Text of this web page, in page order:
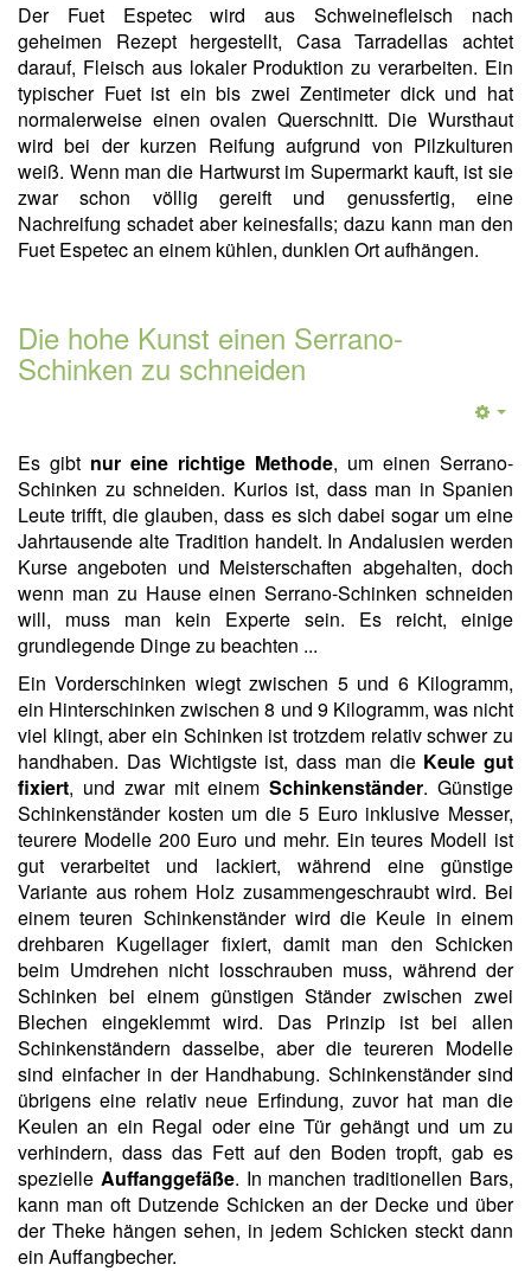
Der Fuet Espetec wird aus Schweinefleisch nach
geheimen Rezept hergestellt, Casa Tarradellas achtet
darauf, Fleisch aus lokaler Produktion zu verarbeiten. Ein
typischer Fuet ist ein bis zwei Zentimeter dick und hat
normalerweise einen ovalen Querschnitt. Die Wursthaut
wird bei der kurzen Reifung aufgrund von Pilzkulturen
weiß. Wenn man die Hartwurst im Supermarkt kauft, ist sie
zwar schon völlig gereift und genussfertig, eine
Nachreifung schadet aber keinesfalls; dazu kann man den
Fuet Espetec an einem kühlen, dunklen Ort aufhängen.
Die hohe Kunst einen Serrano-
Schinken zu schneiden
Es gibt nur eine richtige Methode, um einen Serrano-
Schinken zu schneiden. Kurios ist, dass man in Spanien
Leute trifft, die glauben, dass es sich dabei sogar um eine
Jahrtausende alte Tradition handelt. In Andalusien werden
Kurse angeboten und Meisterschaften abgehalten, doch
wenn man zu Hause einen Serrano-Schinken schneiden
will, muss man kein Experte sein. Es reicht, einige
grundlegende Dinge zu beachten ...
Ein Vorderschinken wiegt zwischen 5 und 6 Kilogramm,
ein Hinterschinken zwischen 8 und 9 Kilogramm, was nicht
viel klingt, aber ein Schinken ist trotzdem relativ schwer zu
handhaben. Das Wichtigste ist, dass man die Keule gut
fixiert, und zwar mit einemSchinkenständer. Günstige
Schinkenständer kosten um die 5 Euro inklusive Messer,
teurere Modelle 200 Euro und mehr. Ein teures Modell ist
gut verarbeitet und lackiert, während eine günstige
Variante aus rohem Holz zusammengeschraubt wird. Bei
einem teuren Schinkenständer wird die Keule in einem
drehbaren Kugellager fixiert, damit man den Schicken
beim Umdrehen nicht losschrauben muss, während der
Schinken bei einem günstigen Ständer zwischen zwei
Blechen eingeklemmt wird. Das Prinzip ist bei allen
Schinkenständern dasselbe, aber die teureren Modelle
sind einfacher in der Handhabung. Schinkenständer sind
übrigens eine relativ neue Erfindung, zuvor hat man die
Keulen an ein Regal oder eine Tür gehängt und um zu
verhindern, dass das Fett auf den Boden tropft, gab es
spezielle Auffanggefäße. In manchen traditionellen Bars,
kann man oft Dutzende Schicken an der Decke und über
der Theke hängen sehen, in jedem Schicken steckt dann
ein Auffangbecher.